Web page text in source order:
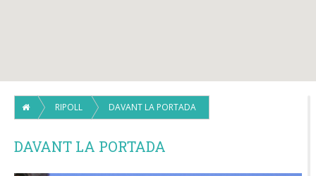
RIPOLL DAVANT LA PORTADA
DAVANT LA PORTADA